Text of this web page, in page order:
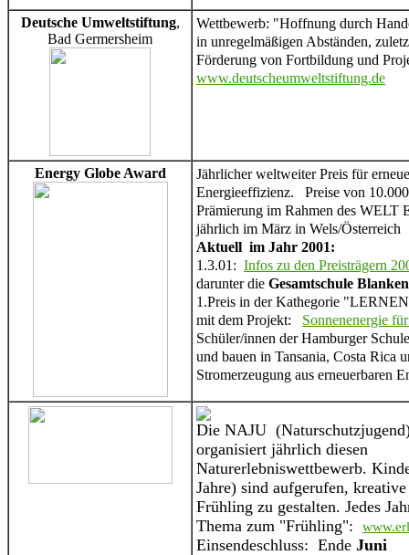
Deutsche Umweltstiftung,
Bad Germersheim
Wettbewerb: "Hoffnung durch
in unregelmäßigen Abständen,
Förderung von Fortbildung und
www.deutscheumweltstiftung.de
Energy Globe Award
Jährlicher weltweiter Preis für
Energieeffizienz. Preise von
Prämierung im Rahmen des
jährlich im März in Wels/
Aktuell im Jahr 2001:
1.3.01: Infos zu den Preisträgern
darunter die Gesamtschule
1.Preis in der Kathegorie
mit dem Projekt: Sonnenenergie
Schüler/innen der Hamburger
und bauen in Tansania, Costa Rica
Stromerzeugung aus erneuerbaren
Die NAJU
organisiert jährlich diesen
Naturerlebniswettbewerb.
Jahre) sind aufgerufen,
Frühling zu gestalten. Jedes
Thema zum "Frühling":
Einsendeschluss: Ende Juni